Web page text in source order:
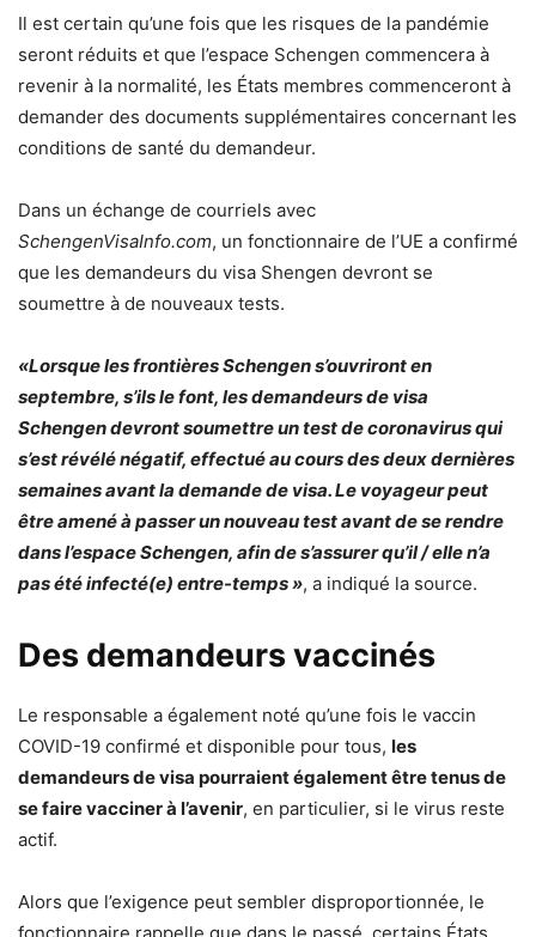
Il est certain qu’une fois que les risques de la pandémie
seront réduits et que l’espace Schengen commencera à
revenir à la normalité, les États membres commenceront à
demander des documents supplémentaires concernant les
conditions de santé du demandeur.
Dans un échange de courriels avec
SchengenVisaInfo.com, un fonctionnaire de l’UE a confirmé
que les demandeurs du visa Shengen devront se
soumettre à de nouveaux tests.
«Lorsque les frontières Schengen s’ouvriront en
septembre, s’ils le font, les demandeurs de visa
Schengen devront soumettre un test de coronavirus qui
s’est révélé négatif, effectué au cours des deux dernières
semaines avant la demande de visa. Le voyageur peut
être amené à passer un nouveau test avant de se rendre
dans l’espace Schengen, afin de s’assurer qu’il / elle n’a
pas été infecté(e) entre-temps », a indiqué la source.
Des demandeurs vaccinés
Le responsable a également noté qu’une fois le vaccin
COVID-19 confirmé et disponible pour tous, les
demandeurs de visa pourraient également être tenus de
se faire vacciner à l’avenir, en particulier, si le virus reste
actif.
Alors que l’exigence peut sembler disproportionnée, le